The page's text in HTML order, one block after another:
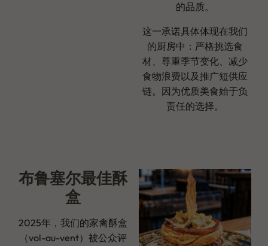
的品质。
这一承诺具体体现在我们
的厨房中：严格挑选食
材、尊重季节变化、减少
食物浪费以及推广短供应
链。因为优质美食始于负
责任的选择。
布鲁塞尔最佳酥
盒
2025年，我们的家禽酥盒
（vol-au-vent）被公众评